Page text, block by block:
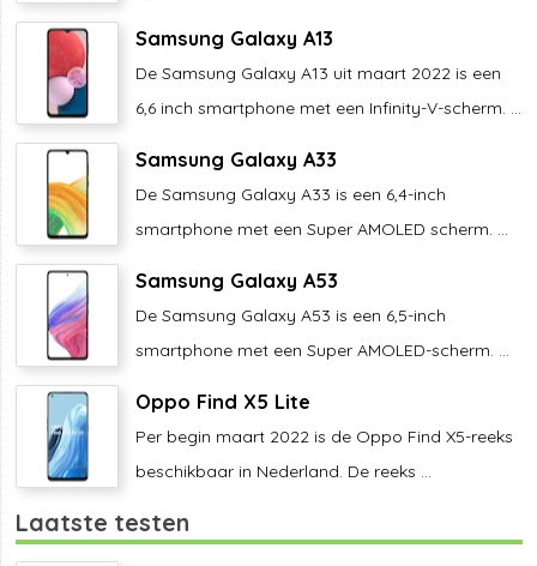
Samsung Galaxy A13
De Samsung Galaxy A13 uit maart 2022 is een
6,6 inch smartphone met een Infinity-V-scherm. ...
Samsung Galaxy A33
De Samsung Galaxy A33 is een 6,4-inch
smartphone met een Super AMOLED scherm. ...
Samsung Galaxy A53
De Samsung Galaxy A53 is een 6,5-inch
smartphone met een Super AMOLED-scherm. ...
Oppo Find X5 Lite
Per begin maart 2022 is de Oppo Find X5-reeks
beschikbaar in Nederland. De reeks ...
Laatste testen